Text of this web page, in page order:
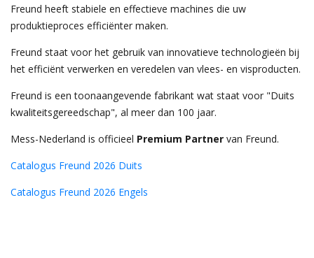
Freund heeft stabiele en effectieve machines die uw
produktieproces efficiënter maken.
Freund staat voor het gebruik van innovatieve technologieën bij
het efficiënt verwerken en veredelen van vlees- en visproducten.
Freund is een toonaangevende fabrikant wat staat voor "Duits
kwaliteitsgereedschap", al meer dan 100 jaar.
Mess-Nederland is officieel Premium Partner van Freund.
Catalogus Freund 2026 Duits
Catalogus Freund 2026 Engels